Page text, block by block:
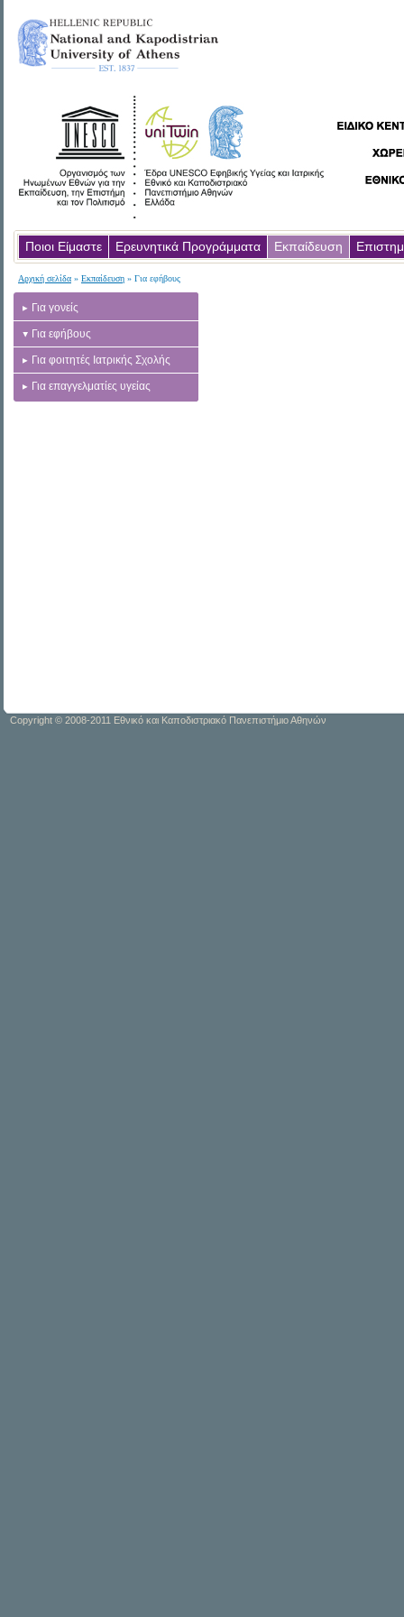
Ποιοι Είμαστε Ερευνητικά Προγράμματα Εκπαίδευση
Αρχική σελίδα » Εκπαίδευση » Για εφήβους
Για γονείς
Για εφήβους
Για φοιτητές Ιατρικής Σχολής
Για επαγγελματίες υγείας
Copyright © 2008-2011 Εθνικό και Καποδιστριακό Πανεπιστήμιο Αθηνών